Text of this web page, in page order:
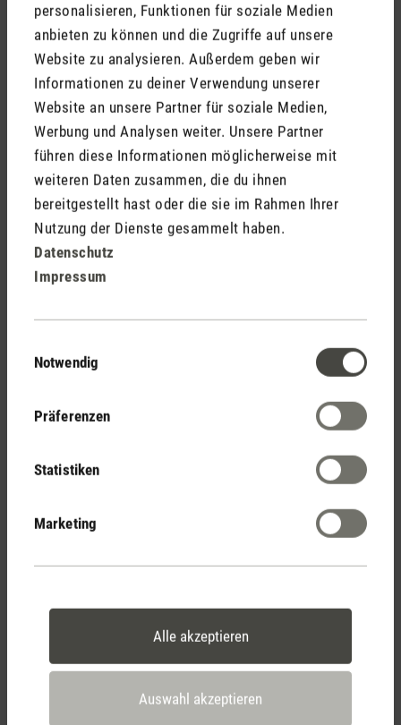
personalisieren, Funktionen für soziale Medien
anbieten zu können und die Zugriffe auf unsere
Website zu analysieren. Außerdem geben wir
Informationen zu deiner Verwendung unserer
Website an unsere Partner für soziale Medien,
Werbung und Analysen weiter. Unsere Partner
führen diese Informationen möglicherweise mit
weiteren Daten zusammen, die du ihnen
bereitgestellt hast oder die sie im Rahmen Ihrer
Nutzung der Dienste gesammelt haben.
Datenschutz
Impressum
Notwendig
Präferenzen
Statistiken
Marketing
Alle akzeptieren
Auswahl akzeptieren
Keine Bewertungen gefunden. Gehe voran und teile
Deine Erkenntnisse mit anderen.
Jetzt Produkt bewerten
eigenem Servicecenter